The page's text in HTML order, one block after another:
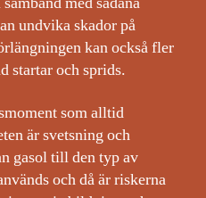
undvika skador på
kan också fler
startar och sprids.
som alltid
är svetsning och
gasol till den typ av
och då är riskerna